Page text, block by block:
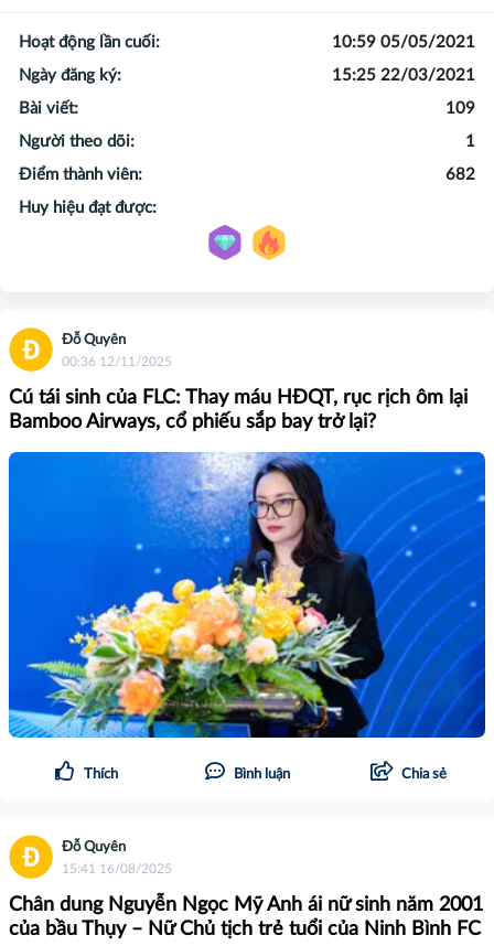
Đỗ Quyên
00:36 12/11/2025
Cú tái sinh của FLC: Thay máu HĐQT, rục rịch ôm lại
Bamboo Airways, cổ phiếu sắp bay trở lại?
Thích Bình luận Chia sẻ
Đỗ Quyên
15:41 16/08/2025
Chân dung Nguyễn Ngọc Mỹ Anh ái nữ sinh năm 2001
của bầu Thụy – Nữ Chủ tịch trẻ tuổi của Ninh Bình FC
Hoạt động lần cuối:
10:59 05/05/2021
Ngày đăng ký:
15:25 22/03/2021
Bài viết:
109
Người theo dõi:
1
Điểm thành viên:
682
Huy hiệu đạt được: